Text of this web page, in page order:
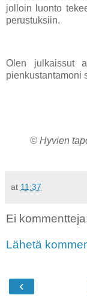
jolloin luonto
perustuksiin.
Olen julkaissut
pienkustantamoni
© Hyvien
at 11:37
Ei
Lähetä
‹